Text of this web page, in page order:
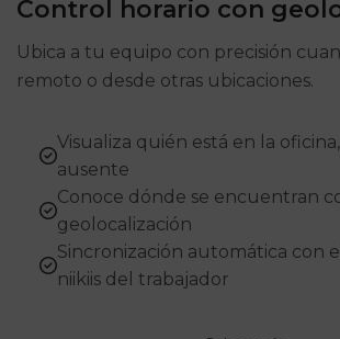
Control horario con
Ubica a tu equipo con precisión
remoto o desde otras ubicaciones.
Visualiza quién está en la
ausente
Conoce dónde se encuentran
geolocalización
Sincronización automática con
niikiis del trabajador